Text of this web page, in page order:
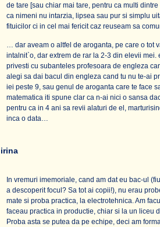
de tare [sau chiar mai tare, pentru ca multi
ca nimeni nu intarzia, lipsea sau pur si simplu
fituicilor ci in cel mai fericit caz reuseam sa
… dar aveam o altfel de aroganta, pe care o tot
intalnit`o, dar extrem de rar la 2-3 din elevii
privesti cu subanteles profesoara de engleza
alegi sa dai bacul din engleza cand tu nu te-ai
iei peste 9, sau genul de aroganta care te face
matematica iti spune clar ca n-ai nici o sansa
pentru ca in 4 ani sa revii alaturi de el,
inca o data…
irina
In vremuri imemoriale, cand am dat eu bac-ul
a descoperit focul? Sa tot ai copii!), nu erau
mate si proba practica, la electrotehnica. Am
faceau practica in productie, chiar si la un liceu
Proba asta se putea da pe echipe, deci am